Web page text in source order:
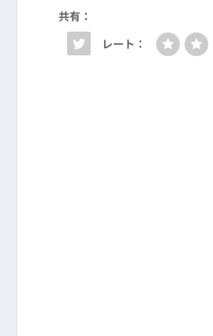
共有：
レート：